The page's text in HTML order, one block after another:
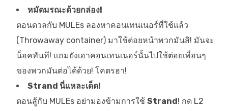
หมัดมรณะด้วยกล่อง!
ตอนดวลกับ MULEs ลองหาคอนเทนเนอร์ที่ใช้แล้ว
(Throwaway container) มาใช้ต่อยหน้าพวกมันสิ! มันจะ
น็อคทันที! แถมยังเอาคอนเทนเนอร์นั้นไปใช้ต่อยเพื่อนๆ
ของพวกมันต่อได้ด้วย! โคตรฮา!
Strand นี่แหละเด็ด!
ตอนสู้กับ MULEs อย่ามองข้ามการใช้ Strand! กด L2